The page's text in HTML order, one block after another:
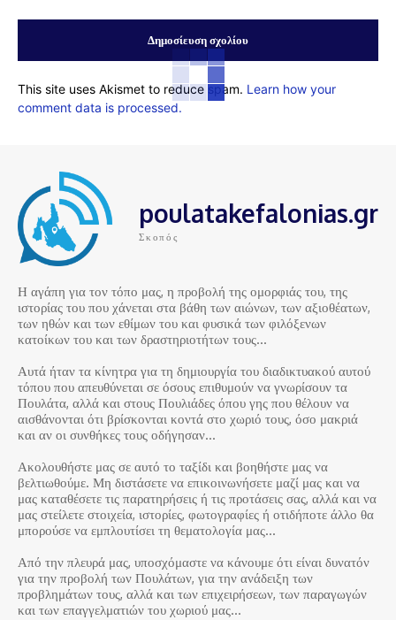
This site uses Akismet to reduce spam. Learn how your
comment data is processed.
poulatakefalonias.gr
Σκοπός
Η αγάπη για τον τόπο μας, η προβολή της ομορφιάς του, της
ιστορίας του που χάνεται στα βάθη των αιώνων, των αξιοθέατων,
των ηθών και των εθίμων του και φυσικά των φιλόξενων
κατοίκων του και των δραστηριοτήτων τους…
Αυτά ήταν τα κίνητρα για τη δημιουργία του διαδικτυακού αυτού
τόπου που απευθύνεται σε όσους επιθυμούν να γνωρίσουν τα
Πουλάτα, αλλά και στους Πουλιάδες όπου γης που θέλουν να
αισθάνονται ότι βρίσκονται κοντά στο χωριό τους, όσο μακριά
και αν οι συνθήκες τους οδήγησαν…
Ακολουθήστε μας σε αυτό το ταξίδι και βοηθήστε μας να
βελτιωθούμε. Μη διστάσετε να επικοινωνήσετε μαζί μας και να
μας καταθέσετε τις παρατηρήσεις ή τις προτάσεις σας, αλλά και να
μας στείλετε στοιχεία, ιστορίες, φωτογραφίες ή οτιδήποτε άλλο θα
μπορούσε να εμπλουτίσει τη θεματολογία μας…
Από την πλευρά μας, υποσχόμαστε να κάνουμε ότι είναι δυνατόν
για την προβολή των Πουλάτων, για την ανάδειξη των
προβλημάτων τους, αλλά και των επιχειρήσεων, των παραγωγών
και των επαγγελματιών του χωριού μας…